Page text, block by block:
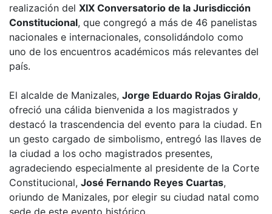
realización del XIX Conversatorio de la Jurisdicción
Constitucional, que congregó a más de 46 panelistas
nacionales e internacionales, consolidándolo como
uno de los encuentros académicos más relevantes del
país.
El alcalde de Manizales, Jorge Eduardo Rojas Giraldo,
ofreció una cálida bienvenida a los magistrados y
destacó la trascendencia del evento para la ciudad. En
un gesto cargado de simbolismo, entregó las llaves de
la ciudad a los ocho magistrados presentes,
agradeciendo especialmente al presidente de la Corte
Constitucional, José Fernando Reyes Cuartas,
oriundo de Manizales, por elegir su ciudad natal como
sede de este evento histórico.